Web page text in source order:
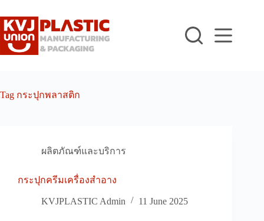
to
content
Tag กระปุกพลาสติก
ผลิตภัณฑ์และบริการ
กระปุกครีมเครื่องสำอาง
KVJPLASTIC Admin 11 June 2025